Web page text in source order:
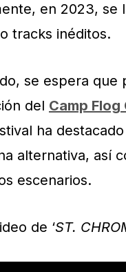
en 2023, se
tracks inéditos.
se espera
del Camp Flog
ha
alternativa, así
escenarios.
de ‘ST.